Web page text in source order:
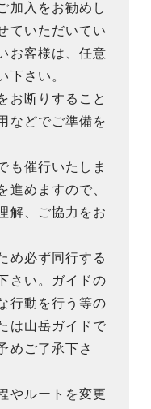
加入をお勧めし
ていただいてい
お客様は、任意
下さい。
お断りすること
などでご準備を
も催行いたしま
進めますので、
解、ご協力をお
め必ず同行する
さい。ガイドの
行動を行う等の
は山岳ガイドで
めご了承下さ
やルートを変更